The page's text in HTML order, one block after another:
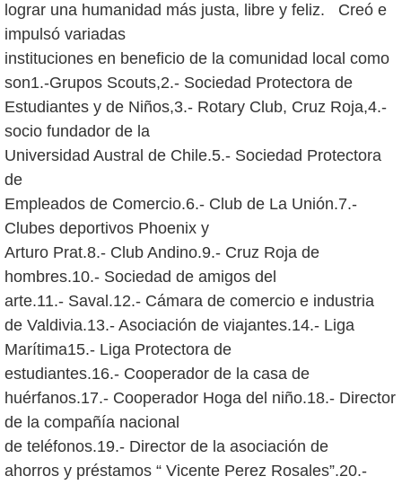
lograr una humanidad más justa, libre y feliz. Creó e
impulsó variadas
instituciones en beneficio de la comunidad local como
son1.-Grupos Scouts,2.- Sociedad Protectora de
Estudiantes y de Niños,3.- Rotary Club, Cruz Roja,4.-
socio fundador de la
Universidad Austral de Chile.5.- Sociedad Protectora
de
Empleados de Comercio.6.- Club de La Unión.7.-
Clubes deportivos Phoenix y
Arturo Prat.8.- Club Andino.9.- Cruz Roja de
hombres.10.- Sociedad de amigos del
arte.11.- Saval.12.- Cámara de comercio e industria
de Valdivia.13.- Asociación de viajantes.14.- Liga
Marítima15.- Liga Protectora de
estudiantes.16.- Cooperador de la casa de
huérfanos.17.- Cooperador Hoga del niño.18.- Director
de la compañía nacional
de teléfonos.19.- Director de la asociación de
ahorros y préstamos “ Vicente Perez Rosales”.20.-